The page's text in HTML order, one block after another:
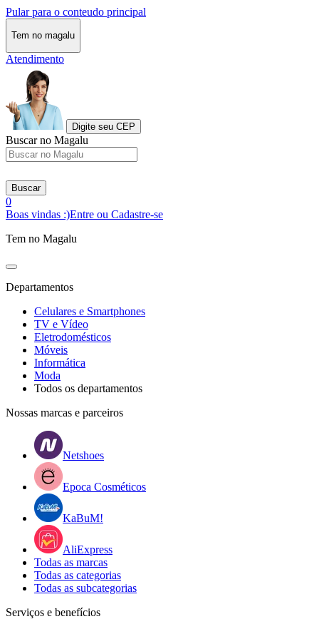
Pular para o conteudo principal
Tem no magalu
Atendimento
Digite seu CEP
Buscar no Magalu
Buscar
0
Boas vindas :)Entre ou Cadastre-se
Tem no Magalu
Departamentos
Celulares e Smartphones
TV e Vídeo
Eletrodomésticos
Móveis
Informática
Moda
Todos os departamentos
Nossas marcas e parceiros
Netshoes
Epoca Cosméticos
KaBuM!
AliExpress
Todas as marcas
Todas as categorias
Todas as subcategorias
Serviços e benefícios